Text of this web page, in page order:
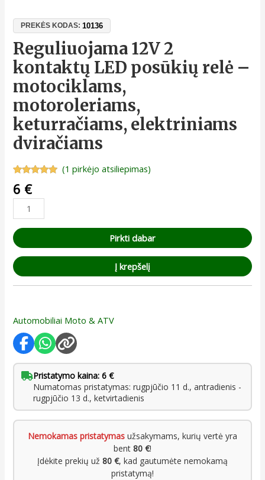
PREKĖS KODAS:10136
Reguliuojama 12V 2
kontaktų LED posūkių relė –
motociklams,
motoroleriams,
keturračiams, elektriniams
dviračiams
5.00iš 5
(viso
įvertinimų:
(1 pirkėjo atsiliepimas)
6 €
Pirkti dabar
Į krepšelį
Automobiliai Moto & ATV
Pristatymo kaina: 6 €
Numatomas pristatymas: rugpjūčio 11 d., antradienis -
rugpjūčio 13 d., ketvirtadienis
Nemokamas pristatymas užsakymams, kurių vertė yra
bent 80 €!
Įdėkite prekių už 80 €, kad gautumėte nemokamą
pristatymą!